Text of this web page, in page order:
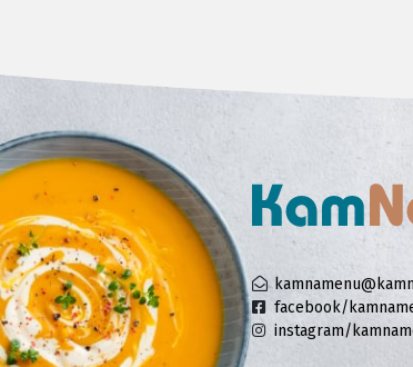
facebook/
instagram/